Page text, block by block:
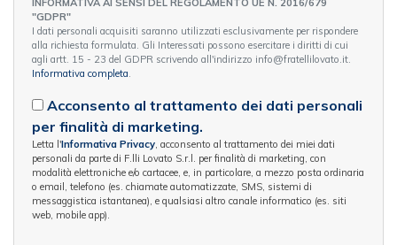
"GDPR"
I dati personali acquisiti saranno utilizzati esclusivamente per rispondere
alla richiesta formulata. Gli Interessati possono esercitare i diritti di cui
agli artt. 15 - 23 del GDPR scrivendo all'indirizzo info@fratellilovato.it.
Informativa completa
Acconsento al trattamento dei dati personali
per finalità di marketing.
Letta l'Informativa Privacy , acconsento al trattamento dei miei dati
personali da parte di F.lli Lovato S.r.l. per finalità di marketing, con
modalità elettroniche e/o cartacee, e, in particolare, a mezzo posta ordinaria
o email, telefono (es. chiamate automatizzate, SMS, sistemi di
messaggistica istantanea), e qualsiasi altro canale informatico (es. siti
web, mobile app).